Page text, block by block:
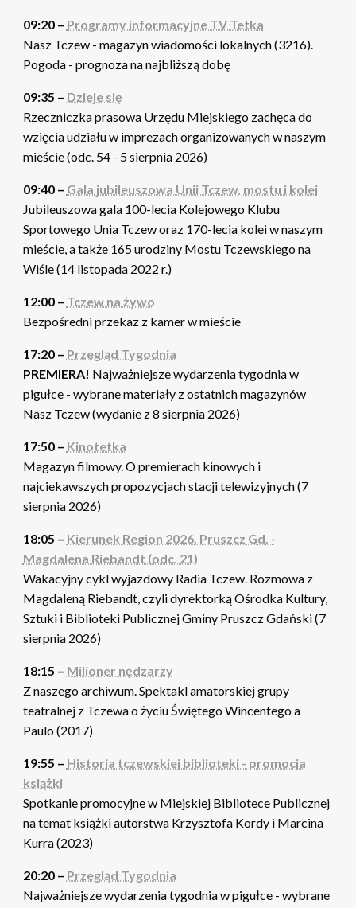
09:20 – Programy informacyjne TV Tetka
Nasz Tczew - magazyn wiadomości lokalnych (3216).
Pogoda - prognoza na najbliższą dobę
09:35 – Dzieje się
Rzeczniczka prasowa Urzędu Miejskiego zachęca do
wzięcia udziału w imprezach organizowanych w naszym
mieście (odc. 54 - 5 sierpnia 2026)
09:40 – Gala jubileuszowa Unii Tczew, mostu i kolei
Jubileuszowa gala 100-lecia Kolejowego Klubu
Sportowego Unia Tczew oraz 170-lecia kolei w naszym
mieście, a także 165 urodziny Mostu Tczewskiego na
Wiśle (14 listopada 2022 r.)
12:00 – Tczew na żywo
Bezpośredni przekaz z kamer w mieście
17:20 – Przegląd Tygodnia
PREMIERA! Najważniejsze wydarzenia tygodnia w
pigułce - wybrane materiały z ostatnich magazynów
Nasz Tczew (wydanie z 8 sierpnia 2026)
17:50 – Kinotetka
Magazyn filmowy. O premierach kinowych i
najciekawszych propozycjach stacji telewizyjnych (7
sierpnia 2026)
18:05 – Kierunek Region 2026. Pruszcz Gd. -
Magdalena Riebandt (odc. 21)
Wakacyjny cykl wyjazdowy Radia Tczew. Rozmowa z
Magdaleną Riebandt, czyli dyrektorką Ośrodka Kultury,
Sztuki i Biblioteki Publicznej Gminy Pruszcz Gdański (7
sierpnia 2026)
18:15 – Milioner nędzarzy
Z naszego archiwum. Spektakl amatorskiej grupy
teatralnej z Tczewa o życiu Świętego Wincentego a
Paulo (2017)
19:55 – Historia tczewskiej biblioteki - promocja
książki
Spotkanie promocyjne w Miejskiej Bibliotece Publicznej
na temat książki autorstwa Krzysztofa Kordy i Marcina
Kurra (2023)
20:20 – Przegląd Tygodnia
Najważniejsze wydarzenia tygodnia w pigułce - wybrane